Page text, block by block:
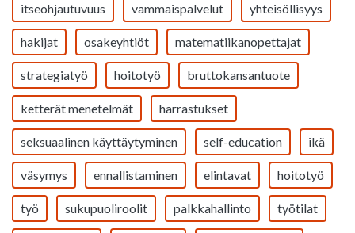
itseohjautuvuus vammaispalvelut yhteisöllisyys
hakijat osakeyhtiöt matematiikanopettajat
strategiatyö hoitotyö bruttokansantuote
ketterät menetelmät harrastukset
seksuaalinen käyttäytyminen self-education ikä
väsymys ennallistaminen elintavat hoitotyö
työ sukupuoliroolit palkkahallinto työtilat